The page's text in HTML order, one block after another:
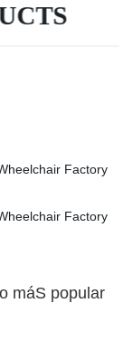
máS popular